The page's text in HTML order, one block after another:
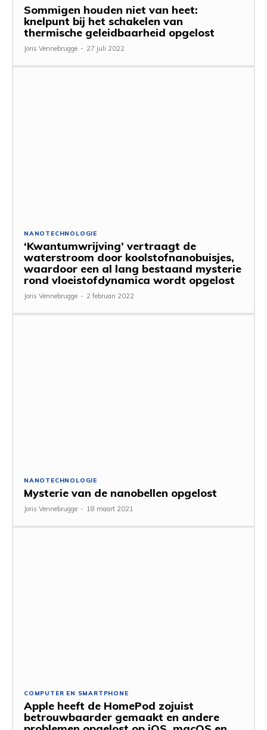
Sommigen houden niet van heet:
knelpunt bij het schakelen van
thermische geleidbaarheid opgelost
Joris Vennebrugge - 27 juli 2022
NANOTECHNOLOGIE
‘Kwantumwrijving’ vertraagt ​​de
waterstroom door koolstofnanobuisjes,
waardoor een al lang bestaand mysterie
rond vloeistofdynamica wordt opgelost
Joris Vennebrugge - 2 februari 2022
NANOTECHNOLOGIE
Mysterie van de nanobellen opgelost
Joris Vennebrugge - 18 maart 2021
COMPUTER EN SMARTPHONE
Apple heeft de HomePod zojuist
betrouwbaarder gemaakt en andere